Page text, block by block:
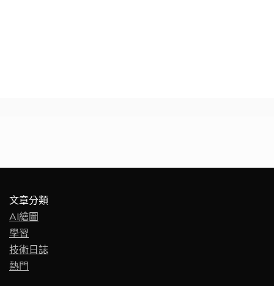
文章分類
AI繪圖
學習
技術日誌
熱門